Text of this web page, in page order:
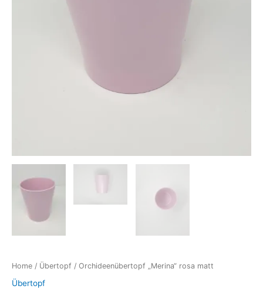
Home / Übertopf / Orchideenübertopf „Merina“ rosa matt
Übertopf